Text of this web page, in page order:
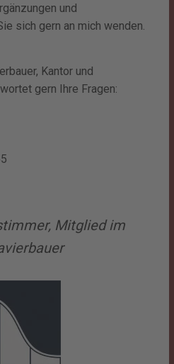
und
sich gern an mich wenden.
Kantor und
gern Ihre Fragen:
Mitglied im